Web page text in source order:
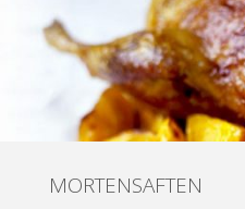
MORTENSAFTEN